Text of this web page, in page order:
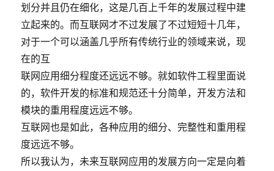
划分并且仍在细化，这是几百上千年的发展过程中建
立起来的。而互联网才不过发展了不过短短十几年，
对于一个可以涵盖几乎所有传统行业的领域来说，现
在的互
联网应用细分程度还远远不够。就如软件工程里面说
的，软件开发的标准和规范还十分简单，开发方法和
模块的重用程度远远不够。
互联网也是如此，各种应用的细分、完整性和重用程
度远远不够。
所以我认为，未来互联网应用的发展方向一定是向着